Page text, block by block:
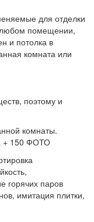
для отделки
любом помещении,
и потолка в
комната или
поэтому и
комнаты.
+ 150 ФОТО
горячих паров
имитация плитки,